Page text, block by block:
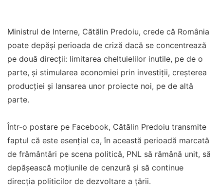
Ministrul de Interne, Cătălin Predoiu, crede că România
poate depăşi perioada de criză dacă se concentrează
pe două direcţii: limitarea cheltuielilor inutile, pe de o
parte, şi stimularea economiei prin investiții, creșterea
producției și lansarea unor proiecte noi, pe de altă
parte.
Într-o postare pe Facebook, Cătălin Predoiu transmite
faptul că este esenţial ca, în această perioadă marcată
de frământări pe scena politică, PNL să rămână unit, să
depășească moțiunile de cenzură și să continue
direcția politicilor de dezvoltare a țării.